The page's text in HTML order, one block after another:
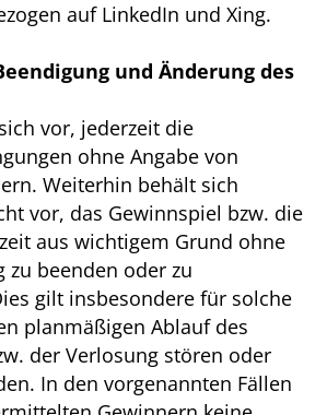
auf LinkedIn und Xing.
und Änderung des
vor, jederzeit die
ohne Angabe von
Weiterhin behält sich
vor, das Gewinnspiel bzw. die
aus wichtigem Grund ohne
zu beenden oder zu
gilt insbesondere für solche
planmäßigen Ablauf des
der Verlosung stören oder
In den vorgenannten Fällen